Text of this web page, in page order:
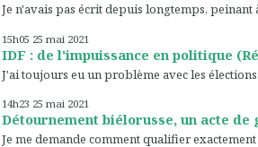
Je n'avais pas écrit depuis longtemps, peinant
15h05 25 mai 2021
IDF : de l'impuissance en politique
J'ai toujours eu un problème avec les
14h23 25 mai 2021
Détournement biélorusse, un acte de
Je me demande comment qualifier exactement